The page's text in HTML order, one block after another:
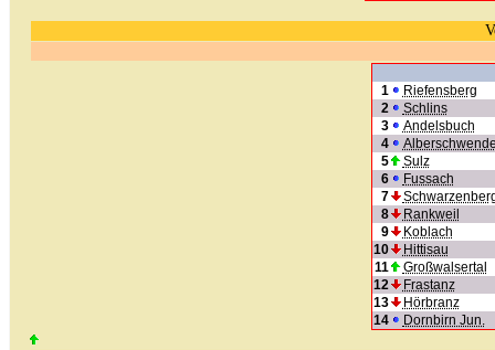
1
Riefensberg
2
Schlins
3
Andelsbuch
4
5
Sulz
6
Fussach
7
8
Rankweil
9
Koblach
10
Hittisau
11
Großwalsertal
12
Frastanz
13
Hörbranz
14
Dornbirn Jun.